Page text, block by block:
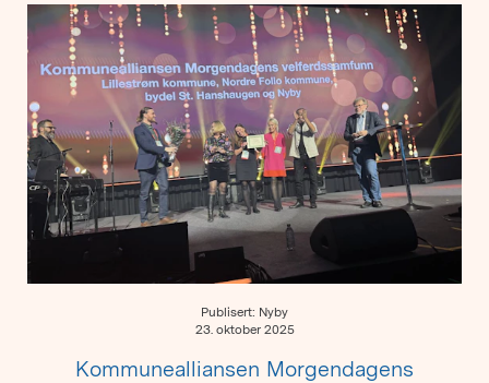
Publisert: Nyby
23. oktober 2025
Kommunealliansen Morgendagens